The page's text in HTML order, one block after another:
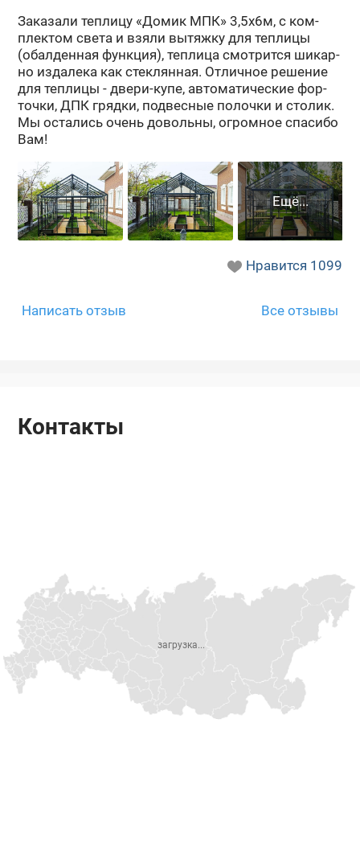
За­ка­за­ли теп­ли­цу «Домик МПК» 3,5х6м, с ком­
плек­том света и взяли вы­тяж­ку для теп­ли­цы
(обал­ден­ная функ­ция), теп­ли­ца смот­рит­ся ши­кар­
но из­да­ле­ка как стек­лян­ная. От­лич­ное ре­ше­ние
для теп­ли­цы - двери-​купе, ав­то­ма­ти­че­ские фор­
точ­ки, ДПК гряд­ки, под­вес­ные по­лоч­ки и сто­лик.
Мы оста­лись очень до­воль­ны, огром­ное спа­си­бо
Вам!
Нравится 1099
Написать отзыв Все отзывы
Контакты
загрузка...